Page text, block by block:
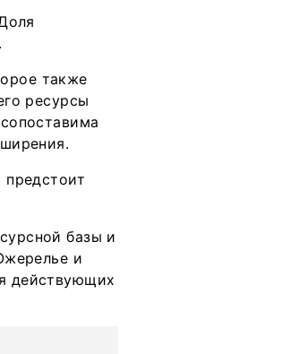
также
ресурсы
предстоит
базы и
и
действующих